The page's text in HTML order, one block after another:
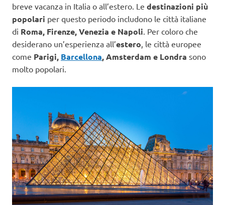
breve vacanza in Italia o all’estero. Le destinazioni più
popolari per questo periodo includono le città italiane
di Roma, Firenze, Venezia e Napoli . Per coloro che
desiderano un’esperienza all’estero , le città europee
come Parigi, Barcellona, Amsterdam e Londra sono
molto popolari.